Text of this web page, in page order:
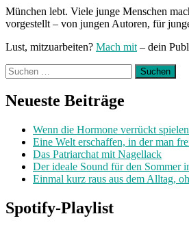
München lebt. Viele junge Menschen
vorgestellt – von jungen Autoren, für
Lust, mitzuarbeiten? Mach mit – dein
Suchen
nach:
Neueste Beiträge
Wenn die Hormone verrückt spielen
Eine Welt erschaffen, in der man
Das Patriarchat mit Nagellack
Der ideale Sound für den Sommer
Einmal kurz raus aus dem Alltag,
Spotify-Playlist